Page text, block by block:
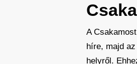
A
híre, majd
helyről.